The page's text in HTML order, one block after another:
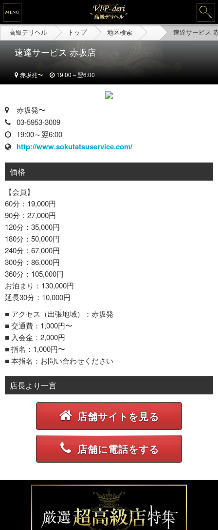
高級デリヘル トップ 地区検索 速達サービス
速達サービス 赤坂店
赤坂発〜 19:00～翌6:00
赤坂発〜
03-5953-3009
19:00～翌6:00
http://www.sokutatsuservice.com/
価格
【会員】
60分：19,000円
90分：27,000円
120分：35,000円
180分：50,000円
240分：67,000円
300分：86,000円
360分：105,000円
お泊まり：130,000円
延長30分：10,000円
■ アクセス（出張地域）：赤坂発
■ 交通費：1,000円〜
■ 入会金：2,000円
■ 指名：1,000円〜
■ 本指名：お問い合わせください
店長より一言
店舗サイトを見る
店舗に電話をする